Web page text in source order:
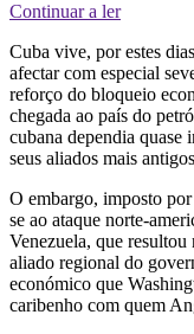
Continuar a ler
Cuba vive, por estes
afectar com especial
reforço do bloqueio
chegada ao país do
cubana dependia quase
seus aliados mais
O embargo, imposto
se ao ataque norte-
Venezuela, que
aliado regional do
económico que
caribenho com quem